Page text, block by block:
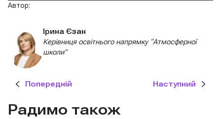
Автор:
Ірина Єзан
Керівниця освітнього напрямку “Атмосферної
школи”
Попередній Наступний
Радимо також